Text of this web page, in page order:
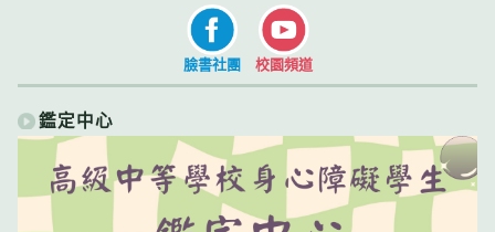
臉書社團 校園頻道
鑑定中心